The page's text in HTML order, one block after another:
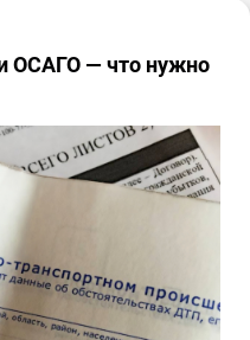
ОСАГО — что нужно